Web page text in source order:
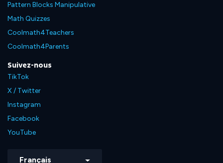
Pattern Blocks Manipulative
Math Quizzes
Coolmath4Teachers
Coolmath4Parents
Suivez-nous
TikTok
X / Twitter
Instagram
Facebook
YouTube
Français